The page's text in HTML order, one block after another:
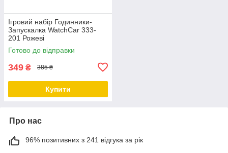
Ігровий набір Годинники-
Запускалка WatchCar 333-
201 Рожеві
Готово до відправки
349 ₴ 385 ₴
Купити
Про нас
96% позитивних з 241 відгука за рік